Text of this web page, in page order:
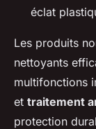
éclat
Les produits
nettoyants
multifonctions
et traitement
protection